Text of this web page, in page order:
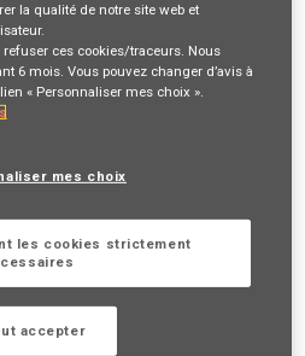
duservice clientfont partie de
belle opportunité pour vous !
Collective, c’est
ce qui compte
familles.
dans laquelle vous serez
d’AXA pour lancer et réussir
la qualité de notre site web et
refuser ces cookies/traceurs. Nous
6 mois. Vous pouvez changer d’avis à
« Personnaliser mes choix ».
mes choix
les cookies strictement
accepter